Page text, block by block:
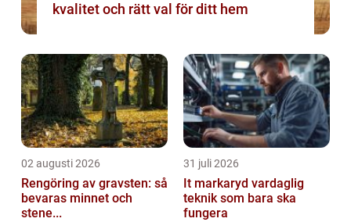
kvalitet och rätt val för ditt hem
02 augusti 2026
Rengöring av gravsten: så
bevaras minnet och
stene...
31 juli 2026
It markaryd vardaglig
teknik som bara ska
fungera